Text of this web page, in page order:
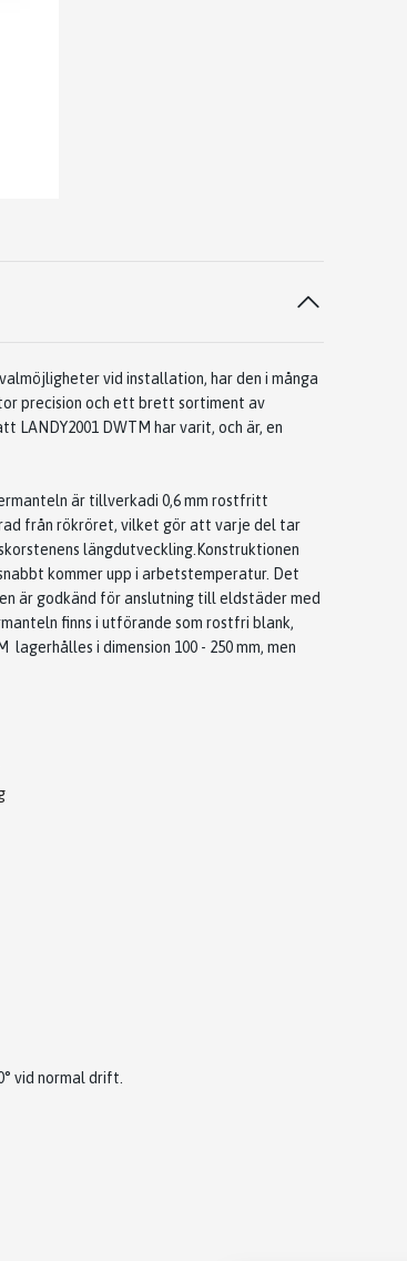
valmöjligheter vid installation, har den i många
precision och ett brett sortiment av
LANDY2001 DWTM har varit, och är, en
är tillverkadi 0,6 mm rostfritt
från rökröret, vilket gör att varje del tar
längdutveckling. Konstruktionen
kommer upp i arbetstemperatur. Det
är godkänd för anslutning till eldstäder med
finns i utförande som rostfri blank,
lagerhålles i dimension 100 - 250 mm, men
vid normal drift.